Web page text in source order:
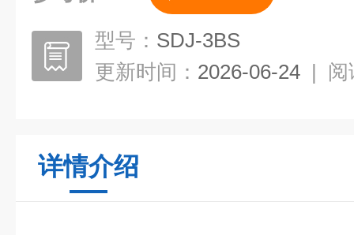
型号： SDJ-3BS
更新时间： 2026-06-24 | 阅
详情介绍